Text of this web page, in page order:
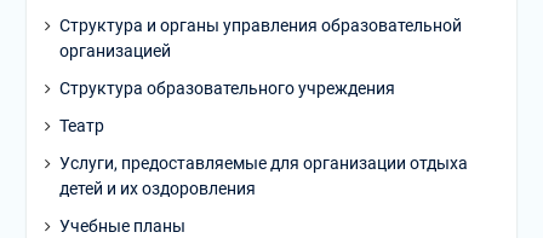
Структура и органы управления образовательной
организацией
Структура образовательного учреждения
Театр
Услуги, предоставляемые для организации отдыха
детей и их оздоровления
Учебные планы